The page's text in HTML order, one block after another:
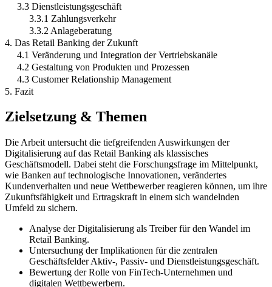
3.3 Dienstleistungsgeschäft
3.3.1 Zahlungsverkehr
3.3.2 Anlageberatung
4. Das Retail Banking der Zukunft
4.1 Veränderung und Integration der Vertriebskanäle
4.2 Gestaltung von Produkten und Prozessen
4.3 Customer Relationship Management
5. Fazit
Zielsetzung & Themen
Die Arbeit untersucht die tiefgreifenden Auswirkungen der
Digitalisierung auf das Retail Banking als klassisches
Geschäftsmodell. Dabei steht die Forschungsfrage im Mittelpunkt,
wie Banken auf technologische Innovationen, verändertes
Kundenverhalten und neue Wettbewerber reagieren können, um ihre
Zukunftsfähigkeit und Ertragskraft in einem sich wandelnden
Umfeld zu sichern.
Analyse der Digitalisierung als Treiber für den Wandel im
Retail Banking.
Untersuchung der Implikationen für die zentralen
Geschäftsfelder Aktiv-, Passiv- und Dienstleistungsgeschäft.
Bewertung der Rolle von FinTech-Unternehmen und
digitalen Wettbewerbern.